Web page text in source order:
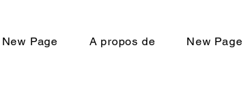
New Page A propos de New Page